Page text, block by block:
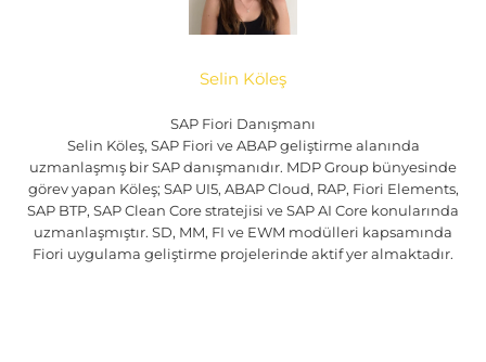
Selin Köleş
SAP Fiori Danışmanı
Selin Köleş, SAP Fiori ve ABAP geliştirme alanında
uzmanlaşmış bir SAP danışmanıdır. MDP Group bünyesinde
görev yapan Köleş; SAP UI5, ABAP Cloud, RAP, Fiori Elements,
SAP BTP, SAP Clean Core stratejisi ve SAP AI Core konularında
uzmanlaşmıştır. SD, MM, FI ve EWM modülleri kapsamında
Fiori uygulama geliştirme projelerinde aktif yer almaktadır.